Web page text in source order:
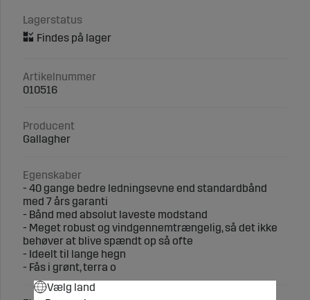
Lagerstatus
Artikelnummer
010516
Producent
Gallagher
Egenskaber
- 40 gange bedre ledningsevne end standardbånd
med 7 års garanti
- Bånd med absolut laveste modstand
- Meget robust og vindgennemtrængelig, så det ikke
behøver at blive spændt op så ofte
- Ideelt til lange hegn
- Fås i grønt, terra o
Vælg land